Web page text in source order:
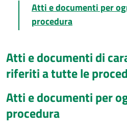
Atti e documenti per
procedura
Atti e documenti di
riferiti a tutte le
Atti e documenti per
procedura